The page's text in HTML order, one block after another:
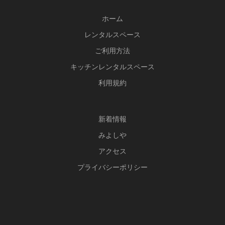
ホーム
レンタルスペース
ご利用方法
キッチンレンタルスペース
利用規約
新着情報
みよしや
アクセス
プライバシーポリシー